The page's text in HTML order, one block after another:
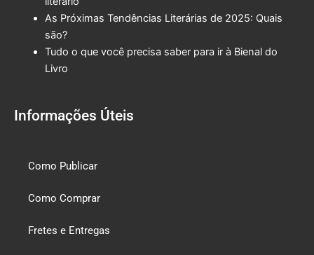
As Próximas Tendências Literárias de 2025: Quais
são?
Tudo o que você precisa saber para ir à Bienal do
Livro
Informações Úteis
Como Publicar
Como Comprar
Fretes e Entregas